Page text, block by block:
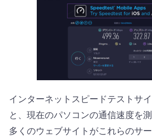
インターネットスピードテストサ
と、現在のパソコンの通信速度を測
多くのウェブサイトがこれらのサ